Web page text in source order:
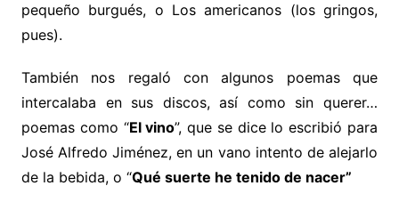
pequeño burgués, o Los americanos (los gringos,
pues).
También nos regaló con algunos poemas que
intercalaba en sus discos, así como sin querer…
poemas como “El vino”, que se dice lo escribió para
José Alfredo Jiménez, en un vano intento de alejarlo
de la bebida, o “Qué suerte he tenido de nacer”